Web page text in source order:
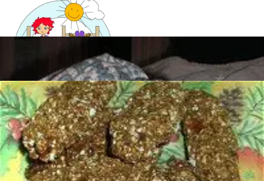
Mandala für Kinder